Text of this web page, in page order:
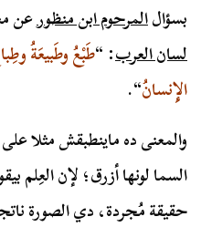
بسؤالالمرحوم ابن منظورعن
لسان العرب: “طَبْعُ وطَبيعَةُ
الإِنسانُ“.
والمعنى ده ماينطبقش مثلا
السما لونها أزرق؛ لإن العِلم
حقيقة مُجردة، دي الصورة